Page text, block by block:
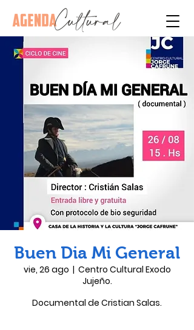
Buen Dia Mi General
vie, 26 ago
  |
Centro Cultural Exodo
Jujeño.
Documental de Cristian Salas.